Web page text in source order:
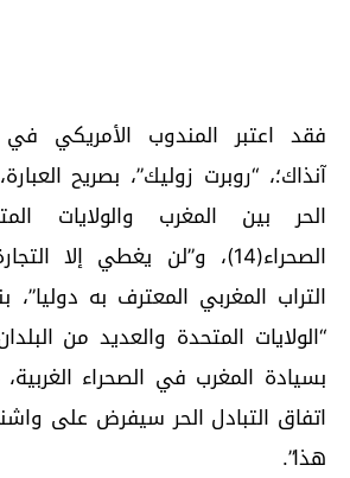
فقد اعتبر المندوب الأمريكي في
آنذاك؛، “روبرت زوليك”، بصريح
الحر بين المغرب والولايات
الصحراء(14)، و”لن يغطي إلا
التراب المغربي المعترف به
“الولايات المتحدة والعديد من
بسيادة المغرب في الصحراء
اتفاق التبادل الحر سيفرض على
هذا”.